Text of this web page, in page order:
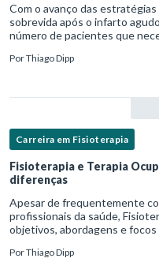
Com o avanço das
sobrevida após o infarto
número de pacientes que
PorThiago Dipp
Carreira em Fisioterapia
Fisioterapia e Terapia
diferenças
Apesar de frequentemente
profissionais da saúde,
objetivos, abordagens e
PorThiago Dipp